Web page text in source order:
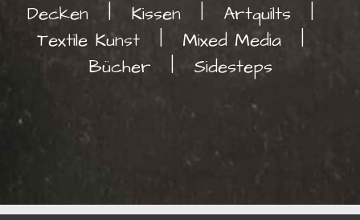
Decken Kissen
Artquilts
Textile Kunst
Mixed Media
Bücher
Sidesteps